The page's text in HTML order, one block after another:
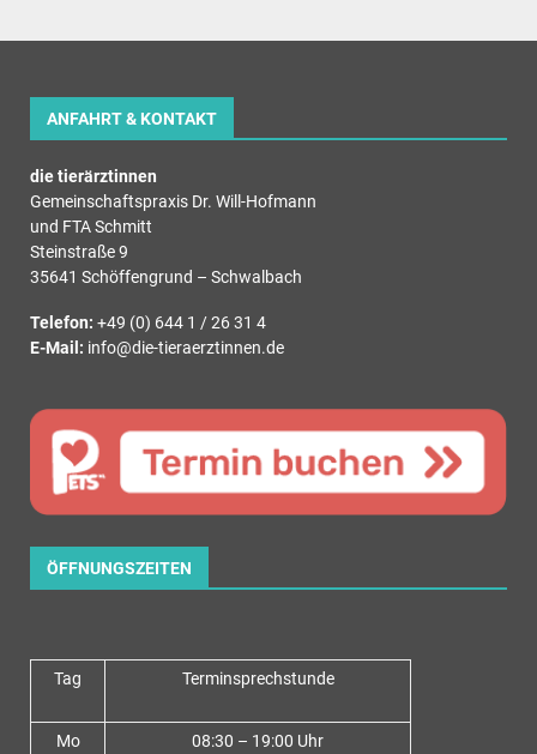
ANFAHRT & KONTAKT
die tierärztinnen
Gemeinschaftspraxis Dr. Will-Hofmann
und FTA Schmitt
Steinstraße 9
35641 Schöffengrund – Schwalbach
Telefon: +49 (0) 644 1 / 26 31 4
E-Mail: info@die-tieraerztinnen.de
ÖFFNUNGSZEITEN
Tag Terminsprechstunde
Mo 08:30 – 19:00 Uhr